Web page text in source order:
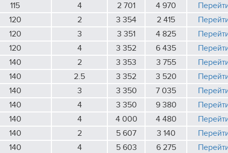
115
4 2 701 4 970
120
2 3 354 2 415
120
3 3 351 4 825
120
4 3 352 6 435
140
2 3 353 3 755
140
2.5 3 352 3 520
140
3 3 350 7 035
140
4 3 350 9 380
140
4 4 000 4 480
140
2 5 607 3 140
140
4 5 603 6 275